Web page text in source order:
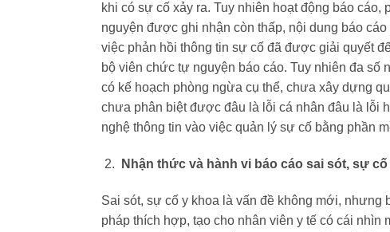
khi có sự cố xảy ra. Tuy nhiên hoạt động báo
nguyện được ghi nhận còn thấp, nội dung báo
việc phản hồi thông tin sự cố đã được giải quyết
bộ viên chức tự nguyện báo cáo. Tuy nhiên đa số
có kế hoạch phòng ngừa cụ thể, chưa xây dựng
chưa phân biệt được đâu là lỗi cá nhân đâu là lỗi
nghệ thông tin vào việc quản lý sự cố bằng phần
Nhận thức và hành vi báo cáo sai sót, sự
Sai sót, sự cố y khoa là vấn đề không mới, nhưng
pháp thích hợp, tạo cho nhân viên y tế có cái